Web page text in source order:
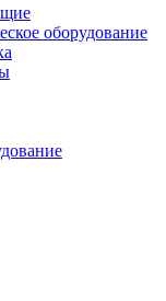
оборудование